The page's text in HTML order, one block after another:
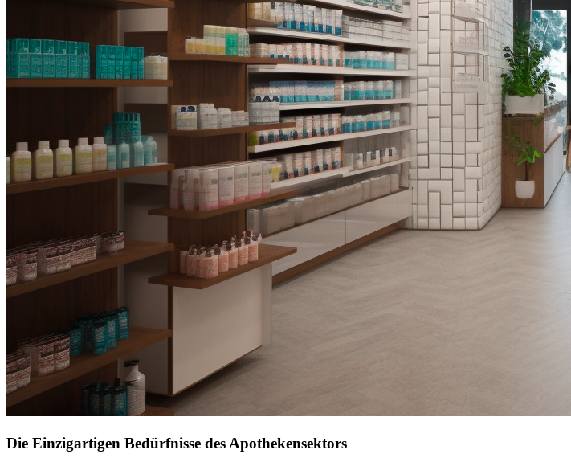
Die Einzigartigen Bedürfnisse des Apothekensektors